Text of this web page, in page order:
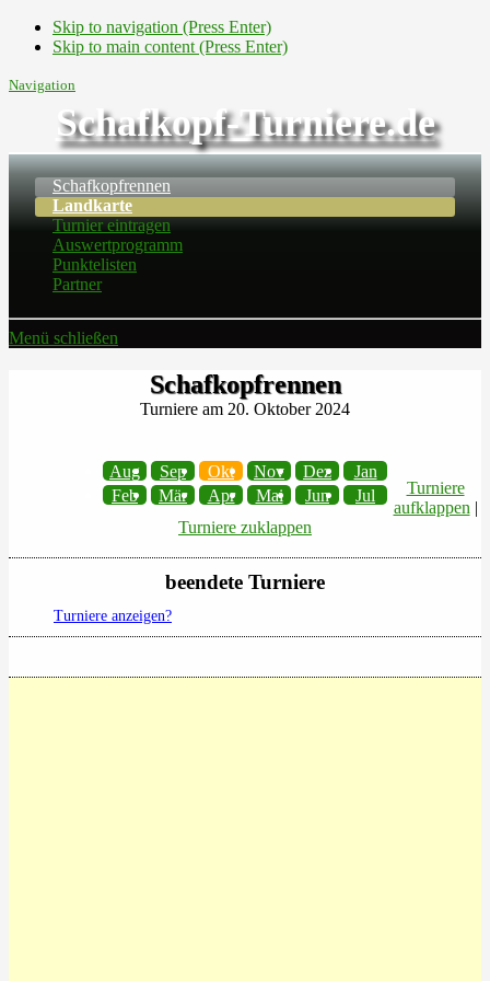
Skip to navigation (Press Enter)
Skip to main content (Press Enter)
Navigation
Schafkopf-Turniere.de
Schafkopfrennen
Landkarte
Turnier eintragen
Auswertprogramm
Punktelisten
Partner
Menü schließen
Schafkopfrennen
Turniere am 20. Oktober 2024
Aug Sep Okt Nov Dez
Jan
Feb
Mär Apr Mai Jun Jul
Turniere
aufklappen |
Turniere zuklappen
beendete Turniere
Turniere anzeigen?